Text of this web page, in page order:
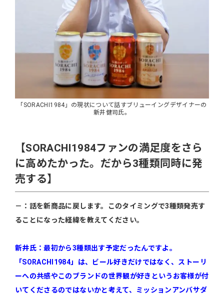
「SORACHI1984」の現状について話すブリューイングデザイナーの
新井健司氏。
【SORACHI1984ファンの満足度をさら
に高めたかった。だから3種類同時に発
売する】
－：話を新商品に戻します。このタイミングで3種類発売す
ることになった経緯を教えてください。
新井氏：最初から3種類出す予定だったんですよ。
「SORACHI1984」は、ビール好きだけではなく、ストーリ
ーへの共感やこのブランドの世界観が好きというお客様が付
いてくださるのではないかと考えて、ミッションアンバサダ